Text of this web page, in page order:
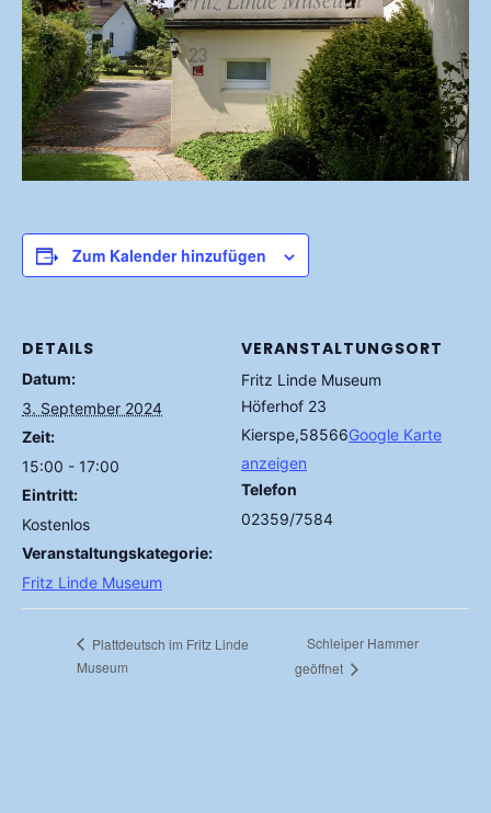
Zum Kalender hinzufügen
DETAILS
Datum:
3. September 2024
Zeit:
15:00 - 17:00
Eintritt:
Kostenlos
Veranstaltungskategorie:
Fritz Linde Museum
VERANSTALTUNGSORT
Fritz Linde Museum
Höferhof 23
Kierspe,58566Google Karte
anzeigen
Telefon
02359/7584
Plattdeutsch im Fritz Linde
Museum
Schleiper Hammer
geöffnet